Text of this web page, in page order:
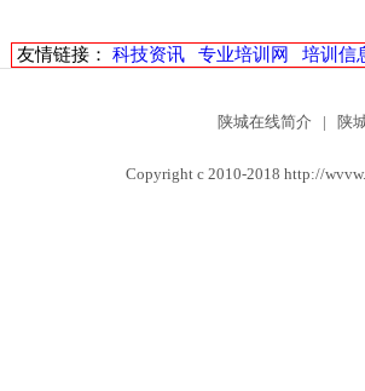
友情链接： 科技资讯 专业培训网 培训信
陕城在线简介 | 陕
Copyright c 2010-2018 http://